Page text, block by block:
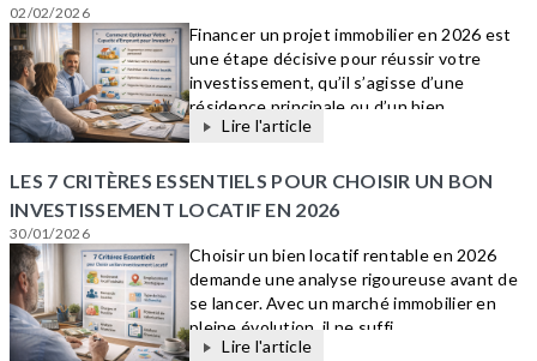
02/02/2026
Financer un projet immobilier en 2026 est
une étape décisive pour réussir votre
investissement, qu’il s’agisse d’une
résidence principale ou d’un bien...
Lire l'article
LES 7 CRITÈRES ESSENTIELS POUR CHOISIR UN BON
INVESTISSEMENT LOCATIF EN 2026
30/01/2026
Choisir un bien locatif rentable en 2026
demande une analyse rigoureuse avant de
se lancer. Avec un marché immobilier en
pleine évolution, il ne suffi...
Lire l'article